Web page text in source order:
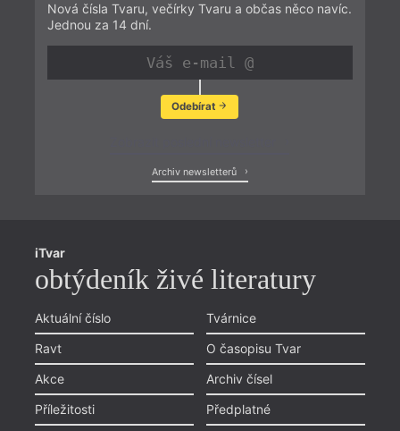
Nová čísla Tvaru, večírky Tvaru a občas něco navíc.
Jednou za 14 dní.
Odebírat
Archiv newsletterů
iTvar
obtýdeník živé literatury
Aktuální číslo
Ravt
Akce
Příležitosti
Tvárnice
O časopisu Tvar
Archiv čísel
Předplatné